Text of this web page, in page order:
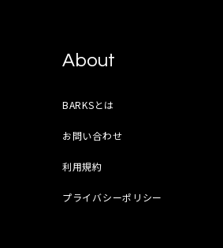
About
BARKSとは
お問い合わせ
利用規約
プライバシーポリシー